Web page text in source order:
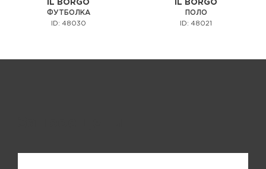
IL BORGO
ФУТБОЛКА
ID: 48030
IL BORGO
ПОЛО
ID: 48021